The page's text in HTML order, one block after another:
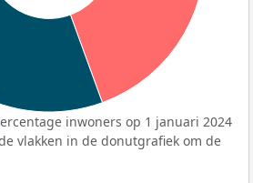
inwoners op 1 januari 2024
vlakken in de donutgrafiek om de